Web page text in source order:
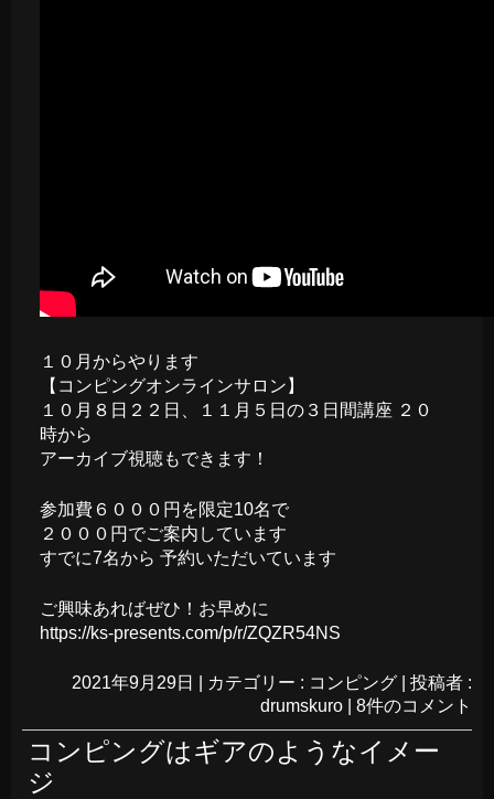
１０月からやります
【コンピングオンラインサロン】
１０月８日２２日、１１月５日の３日間講座 ２０
時から
アーカイブ視聴もできます！
参加費６０００円を限定10名で
２０００円でご案内しています
すでに7名から 予約いただいています
ご興味あればぜひ！お早めに
https://ks-presents.com/p/r/ZQZR54NS
2021年9月29日 カテゴリー : コンピング
投稿者 :
drumskuro
8件のコメント
コンピングはギアのようなイメー
ジ